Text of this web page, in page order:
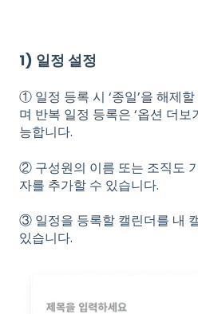
1) 일정 설정
① 일정 등록 시 ‘종일’을 해제
며 반복 일정 등록은 ‘옵션 더
능합니다.
② 구성원의 이름 또는 조직도
자를 추가할 수 있습니다.
③ 일정을 등록할 캘린더를 내
있습니다.